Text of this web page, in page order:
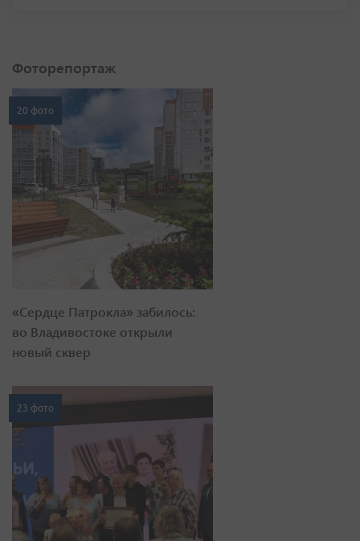
Фоторепортаж
20 фото
«Сердце Патрокла» забилось:
во Владивостоке открыли
новый сквер
23 фото